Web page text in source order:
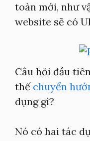
toàn mới, như
website sẽ có
Câu hỏi đầu
thế chuyển
dụng gì?
Nó có hai tác